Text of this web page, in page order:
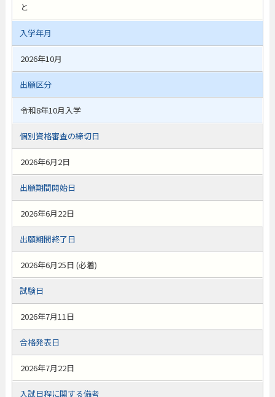
と
入学年月
2026年10月
出願区分
令和8年10月入学
個別資格審査の締切日
2026年6月2日
出願期間開始日
2026年6月22日
出願期間終了日
2026年6月25日 (必着)
試験日
2026年7月11日
合格発表日
2026年7月22日
入試日程に関する備考